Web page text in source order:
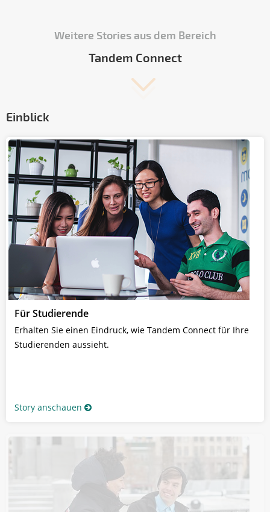
Weitere Stories aus dem Bereich
Tandem Connect
Einblick
Für Studierende
Erhalten Sie einen Eindruck, wie Tandem Connect für Ihre
Studierenden aussieht.
Story anschauen